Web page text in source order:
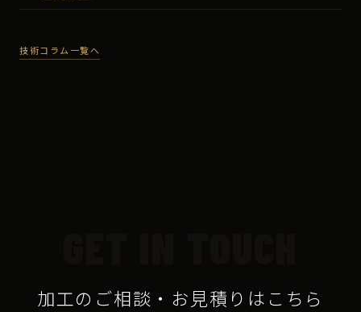
技術コラム一覧へ
加工のご相談・お見積りはこちら